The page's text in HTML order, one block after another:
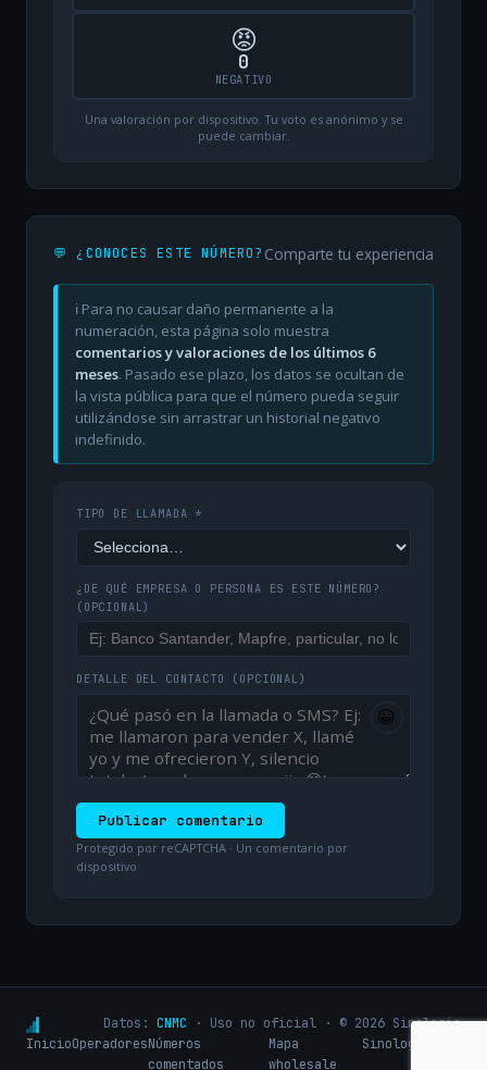
😡
0
NEGATIVO
Una valoración por dispositivo. Tu voto es anónimo y se
puede cambiar.
💬 ¿CONOCES ESTE NÚMERO? Comparte tu experiencia
ℹ️ Para no causar daño permanente a la
numeración, esta página solo muestra
comentarios y valoraciones de los últimos 6
meses. Pasado ese plazo, los datos se ocultan de
la vista pública para que el número pueda seguir
utilizándose sin arrastrar un historial negativo
indefinido.
TIPO DE LLAMADA *
¿DE QUÉ EMPRESA O PERSONA ES ESTE NÚMERO?
(OPCIONAL)
DETALLE DEL CONTACTO (OPCIONAL)
😀
Publicar comentario
Protegido por reCAPTCHA · Un comentario por
dispositivo
Datos: CNMC · Uso no oficial · © 2026 Sinologic
InicioOperadoresNúmeros
comentados
Mapa
wholesale
Sinologic.net